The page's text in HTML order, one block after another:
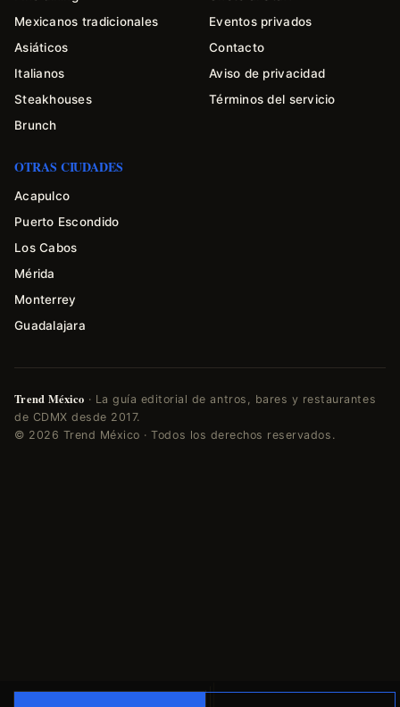
Mexicanos tradicionales
Asiáticos
Italianos
Steakhouses
Brunch
Eventos privados
Contacto
Aviso de privacidad
Términos del servicio
OTRAS CIUDADES
Acapulco
Puerto Escondido
Los Cabos
Mérida
Monterrey
Guadalajara
Trend México · La guía editorial de antros, bares y restaurantes
de CDMX desde 2017.
© 2026 Trend México · Todos los derechos reservados.